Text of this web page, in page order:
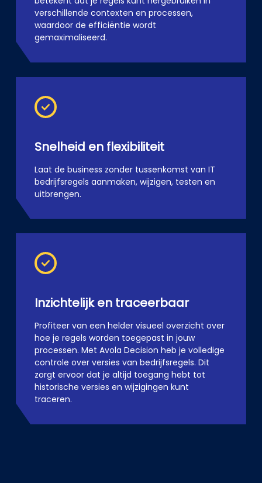
verschillende contexten en processen,
waardoor de efficiëntie wordt
gemaximaliseerd.
Snelheid en flexibiliteit
Laat de business zonder tussenkomst van IT
bedrijfsregels aanmaken, wijzigen, testen en
uitbrengen.
Inzichtelijk en traceerbaar
Profiteer van een helder visueel overzicht over
hoe je regels worden toegepast in jouw
processen. Met Avola Decision heb je volledige
controle over versies van bedrijfsregels. Dit
zorgt ervoor dat je altijd toegang hebt tot
historische versies en wijzigingen kunt
traceren.